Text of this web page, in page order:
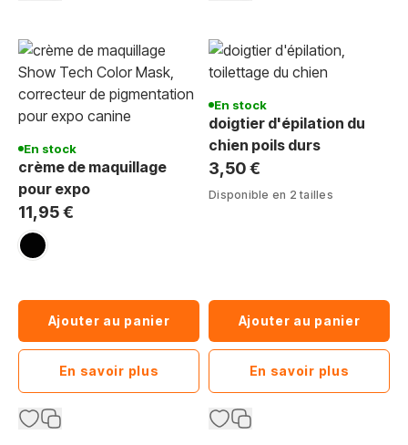
En stock
crème de maquillage
pour expo
11,95 €
noir
Ajouter au panier
En savoir plus
En stock
doigtier d'épilation du
chien poils durs
3,50 €
Disponible en 2 tailles
Ajouter au panier
En savoir plus